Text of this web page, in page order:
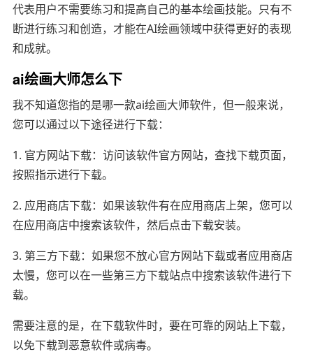
代表用户不需要练习和提高自己的基本绘画技能。只有不
断进行练习和创造，才能在AI绘画领域中获得更好的表现
和成就。
ai绘画大师怎么下
我不知道您指的是哪一款ai绘画大师软件，但一般来说，
您可以通过以下途径进行下载：
1. 官方网站下载：访问该软件官方网站，查找下载页面，
按照指示进行下载。
2. 应用商店下载：如果该软件有在应用商店上架，您可以
在应用商店中搜索该软件，然后点击下载安装。
3. 第三方下载：如果您不放心官方网站下载或者应用商店
太慢，您可以在一些第三方下载站点中搜索该软件进行下
载。
需要注意的是，在下载软件时，要在可靠的网站上下载，
以免下载到恶意软件或病毒。